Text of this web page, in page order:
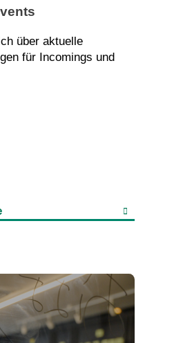
über aktuelle
für Incomings und